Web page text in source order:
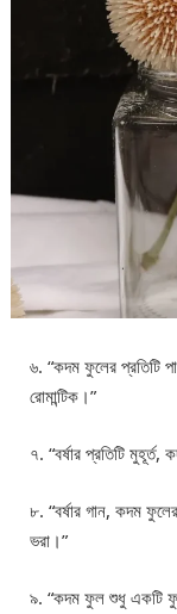
৬. “কদম ফুলের প্রতিটি
রোমান্টিক।”
৭. “বর্ষার প্রতিটি
৮. “বর্ষার গান, কদম
ভরা।”
৯. “কদম ফুল শুধু একটি